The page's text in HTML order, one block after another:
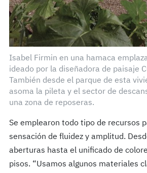
Isabel Firmin en una hamaca
ideado por la diseñadora de paisaje
También desde el parque de esta
asoma la pileta y el sector de
una zona de reposeras.
Se emplearon todo tipo de recursos
sensación de fluidez y amplitud.
aberturas hasta el unificado de
pisos. “Usamos algunos materiales